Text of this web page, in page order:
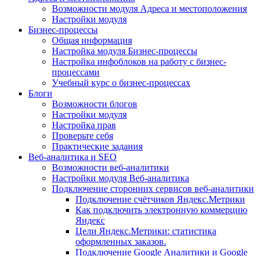
Возможности модуля Адреса и местоположения
Настройки модуля
Бизнес-процессы
Общая информация
Настройка модуля Бизнес-процессы
Настройка инфоблоков на работу с бизнес-
процессами
Учебный курс о бизнес-процессах
Блоги
Возможности блогов
Настройки модуля
Настройка прав
Проверьте себя
Практические задания
Веб-аналитика и SEO
Возможности веб-аналитики
Настройки модуля Веб-аналитика
Подключение сторонних сервисов веб-аналитики
Подключение счётчиков Яндекс.Метрики
Как подключить электронную коммерцию
Яндекс
Цели Яндекс.Метрики: статистика
оформленных заказов.
Подключение Google Аналитики и Google